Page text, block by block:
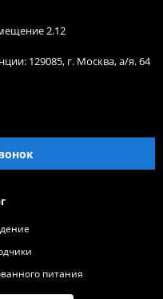
2.12
129085, г. Москва, а/я. 64
питания